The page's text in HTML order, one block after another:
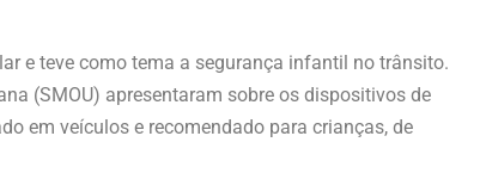
e teve como tema a segurança infantil no trânsito.
(SMOU) apresentaram sobre os dispositivos de
em veículos e recomendado para crianças, de